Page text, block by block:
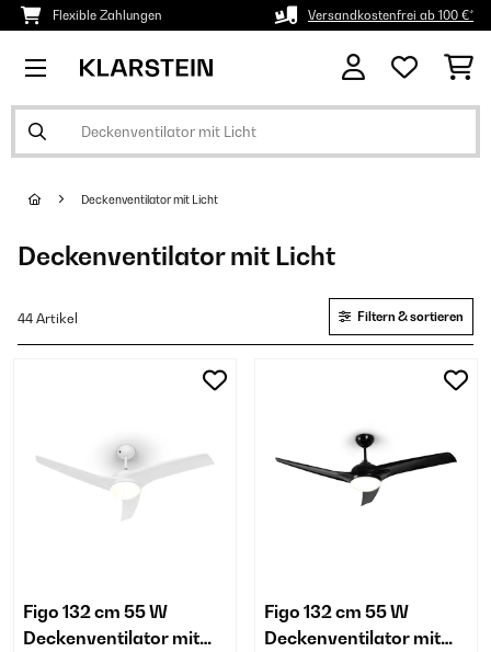
Flexible Zahlungen Versandkostenfrei ab 100 €*
Deckenventilator mit Licht
Deckenventilator mit Licht
44 Artikel Filtern & sortieren
Figo 132 cm 55 W
Deckenventilator mit
Figo 132 cm 55 W
Deckenventilator mit